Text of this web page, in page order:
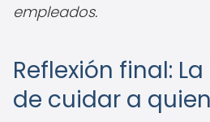
empleados.
Reflexión final:
de cuidar a